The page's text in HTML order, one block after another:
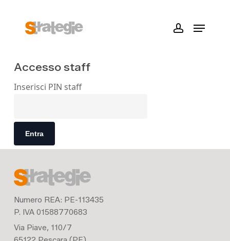
Menu
Accesso staff
Inserisci PIN staff
Entra
Numero REA: PE-113435
P. IVA 01588770683
Via Piave, 110/7